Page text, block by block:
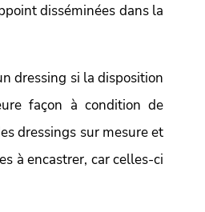
disséminées dans la
dressing si la disposition
façon à condition de
dressings sur mesure et
à encastrer, car celles-ci